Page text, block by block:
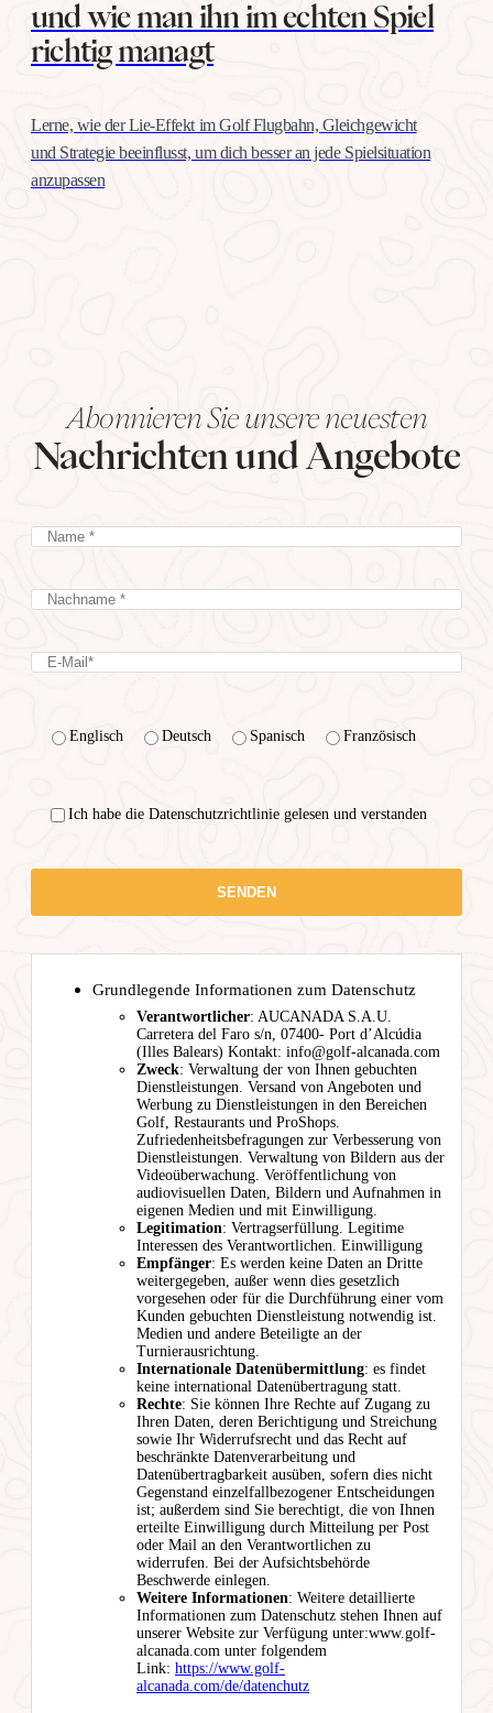
und wie man ihn im echten Spiel
richtig managt
Lerne, wie der Lie-Effekt im Golf Flugbahn, Gleichgewicht
und Strategie beeinflusst, um dich besser an jede Spielsituation
anzupassen
Abonnieren Sie unsere neuesten
Nachrichten und Angebote
Englisch Deutsch Spanisch Französisch
Ich habe die Datenschutzrichtlinie gelesen und verstanden
Grundlegende Informationen zum Datenschutz
Verantwortlicher: AUCANADA S.A.U.
Carretera del Faro s/n, 07400- Port d’Alcúdia
(Illes Balears) Kontakt: info@golf-alcanada.com
Zweck: Verwaltung der von Ihnen gebuchten
Dienstleistungen. Versand von Angeboten und
Werbung zu Dienstleistungen in den Bereichen
Golf, Restaurants und ProShops.
Zufriedenheitsbefragungen zur Verbesserung von
Dienstleistungen. Verwaltung von Bildern aus der
Videoüberwachung. Veröffentlichung von
audiovisuellen Daten, Bildern und Aufnahmen in
eigenen Medien und mit Einwilligung.
Legitimation: Vertragserfüllung. Legitime
Interessen des Verantwortlichen. Einwilligung
Empfänger: Es werden keine Daten an Dritte
weitergegeben, außer wenn dies gesetzlich
vorgesehen oder für die Durchführung einer vom
Kunden gebuchten Dienstleistung notwendig ist.
Medien und andere Beteiligte an der
Turnierausrichtung.
Internationale Datenübermittlung: es findet
keine international Datenübertragung statt.
Rechte: Sie können Ihre Rechte auf Zugang zu
Ihren Daten, deren Berichtigung und Streichung
sowie Ihr Widerrufsrecht und das Recht auf
beschränkte Datenverarbeitung und
Datenübertragbarkeit ausüben, sofern dies nicht
Gegenstand einzelfallbezogener Entscheidungen
ist; außerdem sind Sie berechtigt, die von Ihnen
erteilte Einwilligung durch Mitteilung per Post
oder Mail an den Verantwortlichen zu
widerrufen. Bei der Aufsichtsbehörde
Beschwerde einlegen.
Weitere Informationen: Weitere detaillierte
Informationen zum Datenschutz stehen Ihnen auf
unserer Website zur Verfügung unter:www.golf-
alcanada.com unter folgendem
Link: https://www.golf-
alcanada.com/de/datenchutz